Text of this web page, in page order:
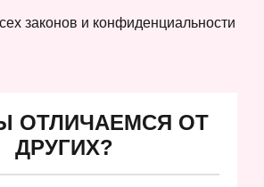
законов и конфиденциальности
ОТЛИЧАЕМСЯ ОТ
ДРУГИХ?